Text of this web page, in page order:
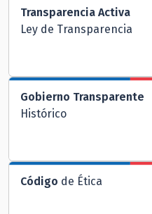
Transparencia Activa
Ley de Transparencia
Gobierno Transparente
Histórico
Código de Ética